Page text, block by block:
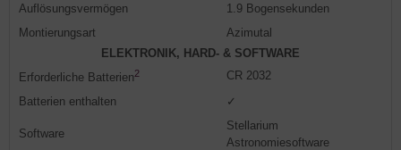
Auflösungsvermögen
1.9 Bogensekunden
Montierungsart
Azimutal
ELEKTRONIK, HARD- & SOFTWARE
Erforderliche Batterien2
CR 2032
Batterien enthalten
✓
Software
Stellarium
Astronomiesoftware